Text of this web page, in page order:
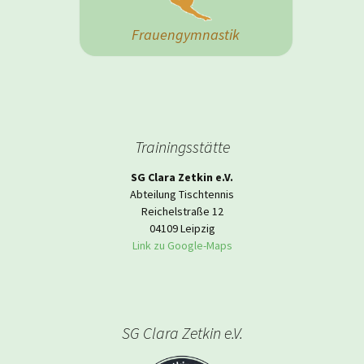
Frauengymnastik
Trainingsstätte
SG Clara Zetkin e.V.
Abteilung Tischtennis
Reichelstraße 12
04109 Leipzig
Link zu Google-Maps
SG Clara Zetkin e.V.